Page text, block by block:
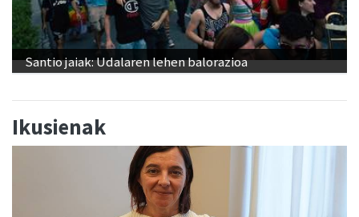
Santio jaiak: Udalaren lehen balorazioa
Ikusienak